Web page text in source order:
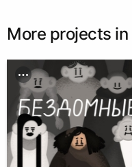
More projects in